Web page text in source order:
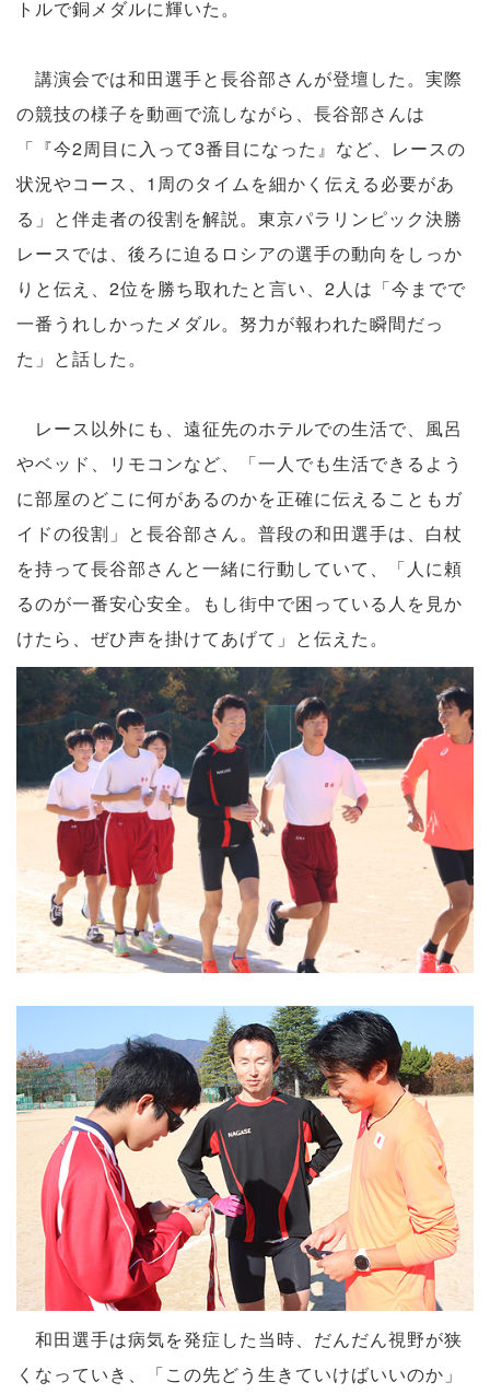
トルで銅メダルに輝いた。
講演会では和田選手と長谷部さんが登壇した。実際
の競技の様子を動画で流しながら、長谷部さんは
「『今2周目に入って3番目になった』など、レースの
状況やコース、1周のタイムを細かく伝える必要があ
る」と伴走者の役割を解説。東京パラリンピック決勝
レースでは、後ろに迫るロシアの選手の動向をしっか
りと伝え、2位を勝ち取れたと言い、2人は「今までで
一番うれしかったメダル。努力が報われた瞬間だっ
た」と話した。
レース以外にも、遠征先のホテルでの生活で、風呂
やベッド、リモコンなど、「一人でも生活できるよう
に部屋のどこに何があるのかを正確に伝えることもガ
イドの役割」と長谷部さん。普段の和田選手は、白杖
を持って長谷部さんと一緒に行動していて、「人に頼
るのが一番安心安全。もし街中で困っている人を見か
けたら、ぜひ声を掛けてあげて」と伝えた。
和田選手は病気を発症した当時、だんだん視野が狭
くなっていき、「この先どう生きていけばいいのか」